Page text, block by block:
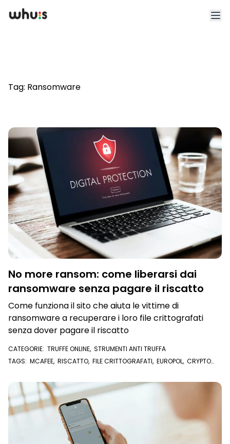
Blog
Whuis per lo sport
Accedi Registrati
Tag: Ransomware
No more ransom: come liberarsi dai
ransomware senza pagare il riscatto
Come funziona il sito che aiuta le vittime di
ransomware a recuperare i loro file crittografati
senza dover pagare il riscatto
CATEGORIE: TRUFFE ONLINE, STRUMENTI ANTI TRUFFA
TAGS: MCAFEE, RISCATTO, FILE CRITTOGRAFATI, EUROPOL, CRYPTO